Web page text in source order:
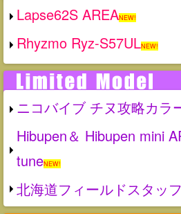
Lapse62S AREANEW!
Rhyzmo Ryz-S57ULNEW!
ニコバイブ チヌ攻略カラ
Hibupen＆ Hibupen mini
tuneNEW!
北海道フィールドスタッ